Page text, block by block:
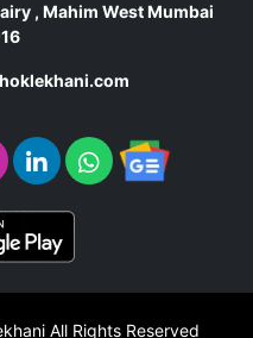
, Mahim West Mumbai
All Rights Reserved